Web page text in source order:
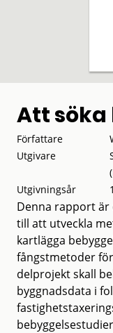
Att
Författare
Utgivare
Utgivningsår
Denna rapport
till att utveckla
kartlägga
fångstmetoder
delprojekt skall
byggnadsdata i